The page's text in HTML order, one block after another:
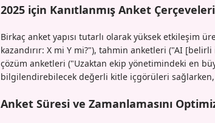
2025 için Kanıtlanmış Anket Çerçeveleri
Birkaç anket yapısı tutarlı olarak yüksek etkileşim
kazandırır: X mi Y mi?"), tahmin anketleri ("AI
çözüm anketleri ("Uzaktan ekip yönetimindeki en
bilgilendirebilecek değerli kitle içgörüleri sağlarken,
Anket Süresi ve Zamanlamasını